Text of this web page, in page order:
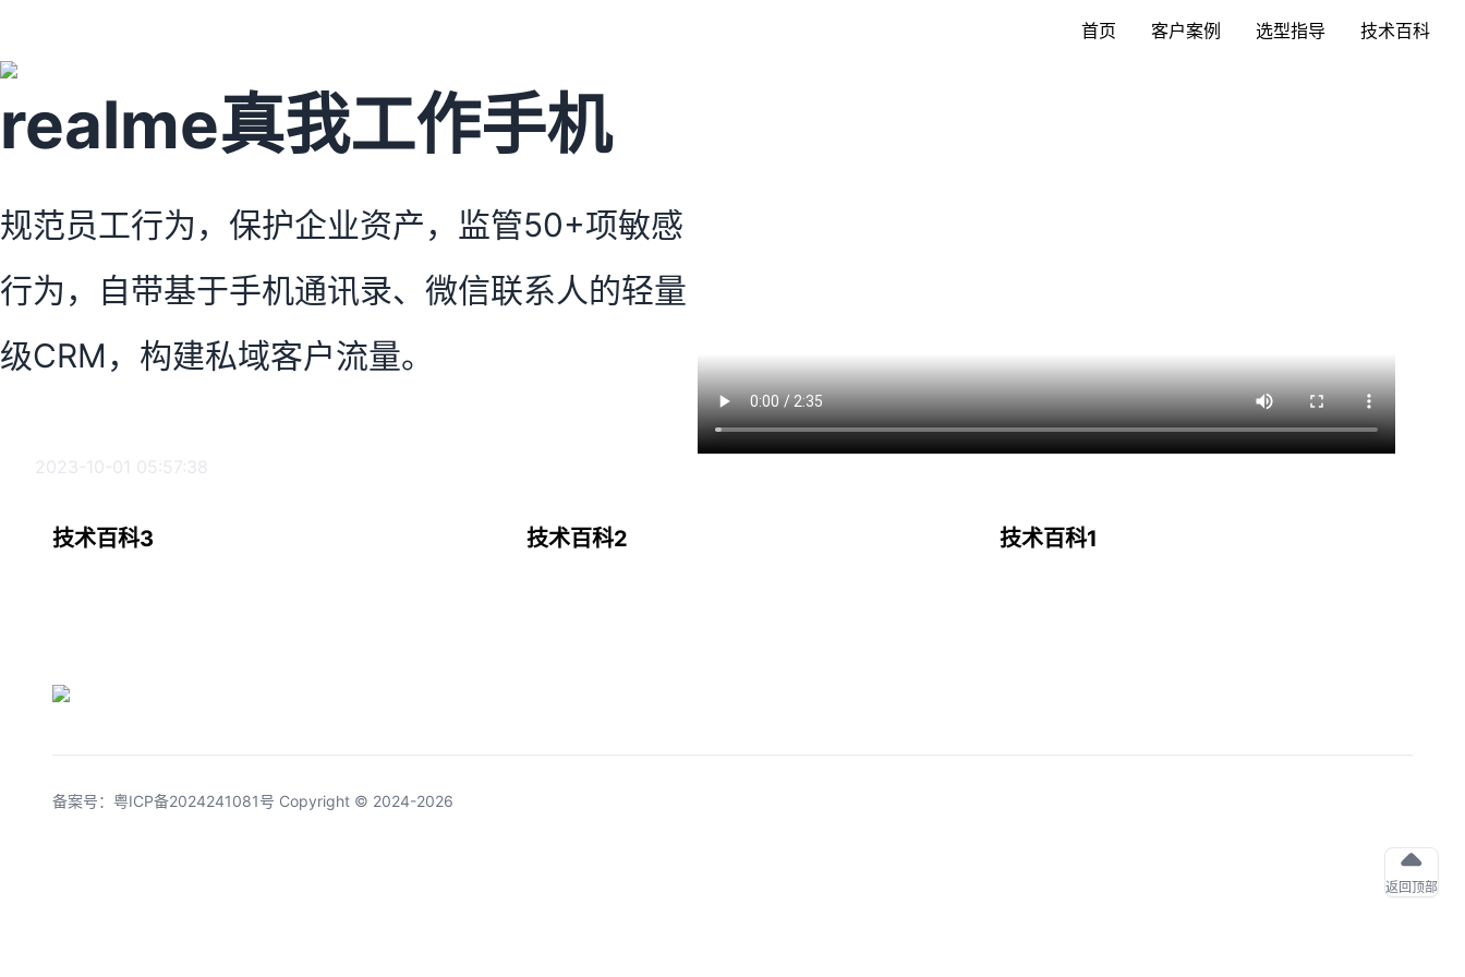
首页 客户案例 选型指导 技术百科
realme真我工作手机
规范员工行为，保护企业资产，监管50+项敏感
行为，自带基于手机通讯录、微信联系人的轻量
级CRM，构建私域客户流量。
2023-10-01 05:57:38
技术百科3 技术百科2 技术百科1
备案号：粤ICP备2024241081号 Copyright © 2024-2026
返回顶部